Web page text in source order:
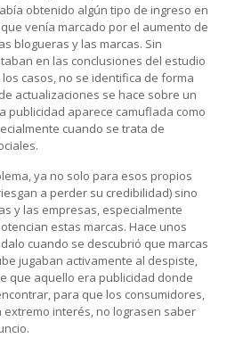
obtenido algún tipo de ingreso en
venía marcado por el aumento de
blogueras y las marcas. Sin
en las conclusiones del estudio
casos, no se identifica de forma
actualizaciones se hace sobre un
publicidad aparece camuflada como
cuando se trata de
ya no solo para esos propios
a perder su credibilidad) sino
y las empresas, especialmente
estas marcas. Hace unos
cuando se descubrió que marcas
jugaban activamente al despiste,
que aquello era publicidad donde
para que los consumidores,
interés, no lograsen saber